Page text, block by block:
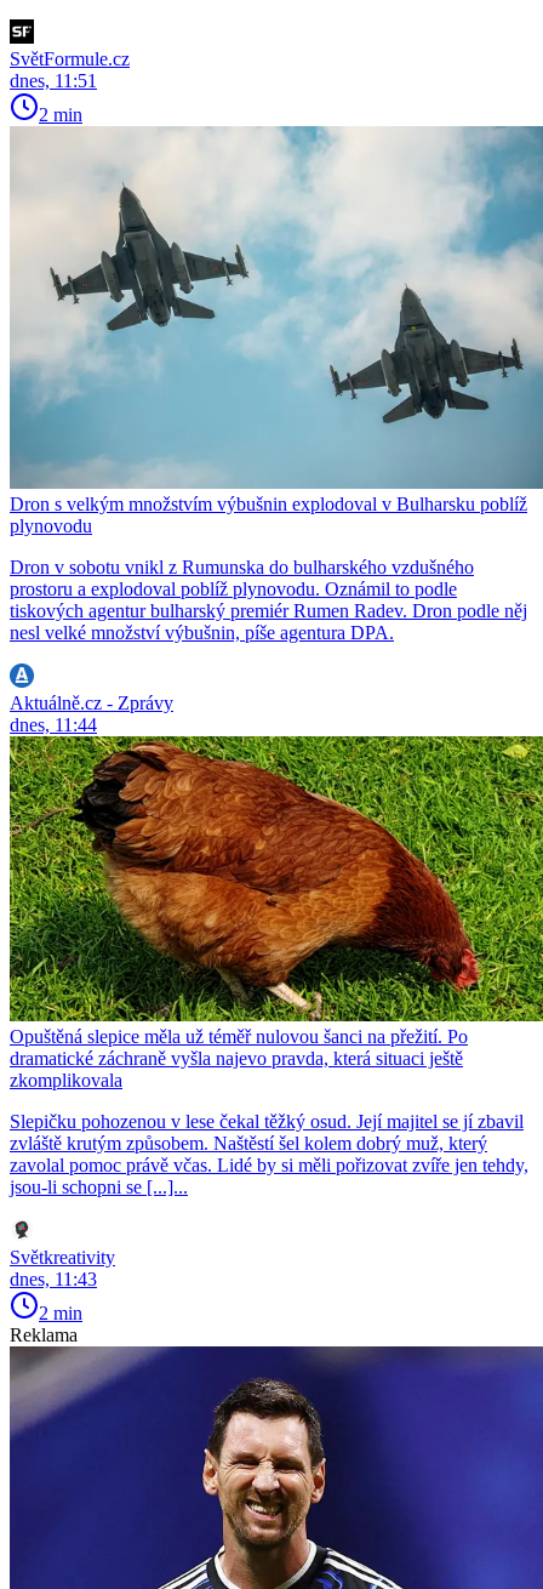
SvětFormule.cz
dnes, 11:51
2 min
Dron s velkým množstvím výbušnin explodoval v Bulharsku poblíž
plynovodu
Dron v sobotu vnikl z Rumunska do bulharského vzdušného
prostoru a explodoval poblíž plynovodu. Oznámil to podle
tiskových agentur bulharský premiér Rumen Radev. Dron podle něj
nesl velké množství výbušnin, píše agentura DPA.
Aktuálně.cz - Zprávy
dnes, 11:44
Opuštěná slepice měla už téměř nulovou šanci na přežití. Po
dramatické záchraně vyšla najevo pravda, která situaci ještě
zkomplikovala
Slepičku pohozenou v lese čekal těžký osud. Její majitel se jí zbavil
zvláště krutým způsobem. Naštěstí šel kolem dobrý muž, který
zavolal pomoc právě včas. Lidé by si měli pořizovat zvíře jen tehdy,
jsou-li schopni se [...]...
Světkreativity
dnes, 11:43
2 min
Reklama